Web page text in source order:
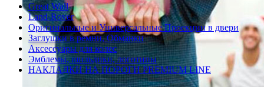
Great Wall
Land-Rover
Оригинальные и Универсальные Проекции в двери
Заглушки в ремни, Обманки
Аксессуары для колес
Эмблемы, шильдики, логотипы
НАКЛАДКИ НА ПОРОГИ PREMIUM LINE